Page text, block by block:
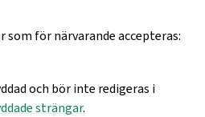
som för närvarande accepteras:
och bör inte redigeras i
strängar.